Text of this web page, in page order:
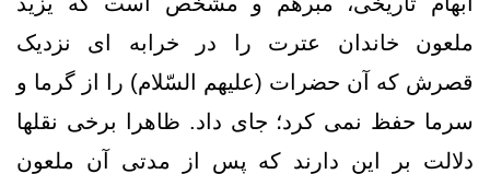
ملعون خاندان عترت را در خرابه ای نزدیک
قصرش که آن حضرات (علیهم السّلام) را از گرما و
سرما حفظ نمی کرد؛ جای داد. ظاهرا برخی نقلها
دلالت بر این دارند که پس از مدتی آن ملعون